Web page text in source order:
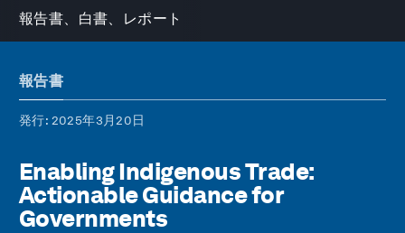
報告書、白書、レポート
報告書
発行: 2025年3月20日
Enabling Indigenous Trade:
Actionable Guidance for
Governments